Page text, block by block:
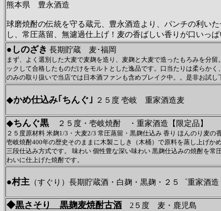
熊本県 豊永酒造
球磨焼酎の伝統を守る蔵元、豊永酒造より、パンチの利い
し、常圧蒸留、無濾過仕上げ！麦の香ばしい香りが口いっ
● しのざき 長期貯蔵 麦･福岡
まず、よく選別した大麦で麦麹を造り、麦麹と大麦で造ったもろみを分
ックして合格したものだけをモルトとした逸品です。口当たりは柔らか
のみの取り扱いで当店では日本酒ファンも含めブレイク中。。是非お試し
◆かめ仕込み｢ちんぐ｣ ２５度 壱岐 重家酒造麦
◆ちんぐ黒 ２５度・壱岐焼酎 ・重家酒造【限定品】
２５度原材料 米麹1/3・大麦2/3 常圧蒸留・黒麹仕込み 香り ほんのり麦の
壱岐焼酎400年の歴史そのままに木製こしき（木桶）で原料を蒸し上げ
三段仕込み方式です。 味わい 個性豊な深い味わい 黒麹仕込みの焼酎を
わいに仕上げた焼酎です。
●村主 （すぐり）長期貯蔵酒・白麹・黒麹・２５゜重家酒
◆黒さそり 黒麹麦焼酎古酒 2５度 麦・鹿児島